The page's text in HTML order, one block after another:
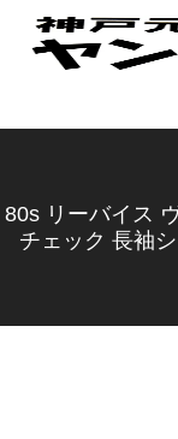
80s リーバイス
チェック 長袖